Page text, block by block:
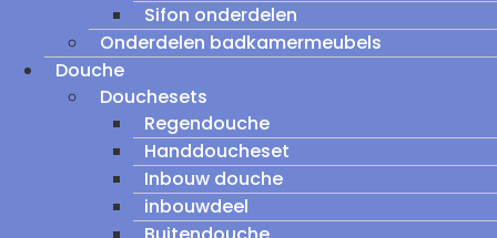
Sifon onderdelen
Onderdelen badkamermeubels
Douche
Douchesets
Regendouche
Handdoucheset
Inbouw douche
inbouwdeel